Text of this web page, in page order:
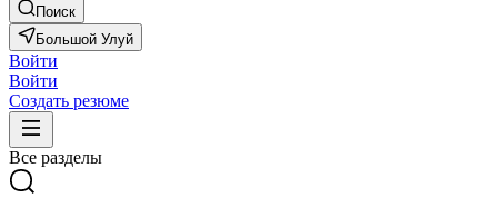
Поиск
Большой Улуй
Войти
Войти
Создать резюме
Все разделы